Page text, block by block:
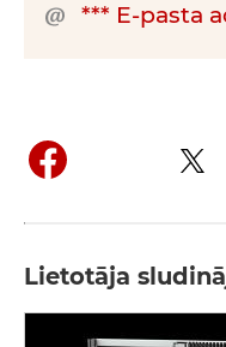
*** E-pasta
Lietotāja